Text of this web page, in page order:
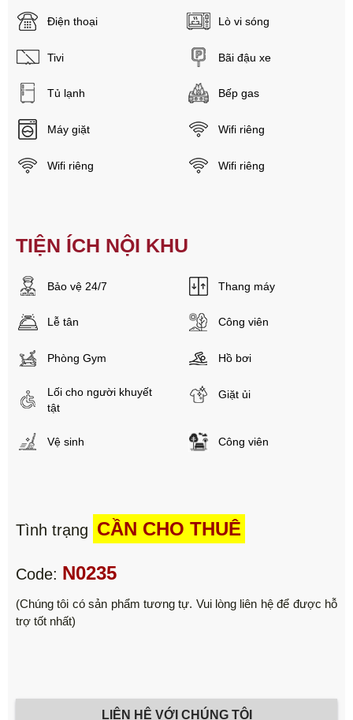
Điện thoại Lò vi sóng
Tivi Bãi đậu xe
Tủ lạnh Bếp gas
Máy giặt Wifi riêng
Wifi riêng Wifi riêng
TIỆN ÍCH NỘI KHU
Bảo vệ 24/7 Thang máy
Lễ tân Công viên
Phòng Gym Hồ bơi
Lối cho người khuyết
tật
Giặt ủi
Vệ sinh Công viên
Tình trạng CẦN CHO THUÊ
Code: N0235
(Chúng tôi có sản phẩm tương tự. Vui lòng liên hệ để được hỗ
trợ tốt nhất)
LIÊN HỆ VỚI CHÚNG TÔI